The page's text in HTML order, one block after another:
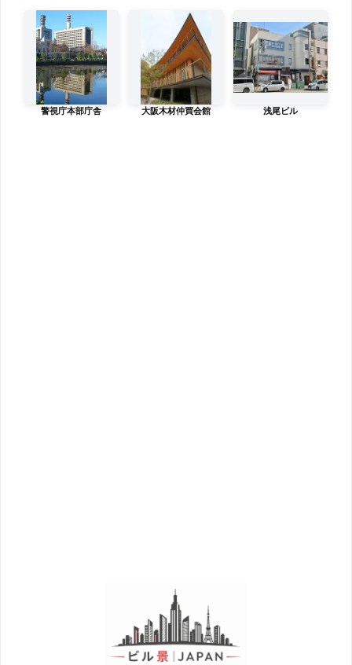
警視庁本部庁舎 大阪木材仲買会館 浅尾ビル